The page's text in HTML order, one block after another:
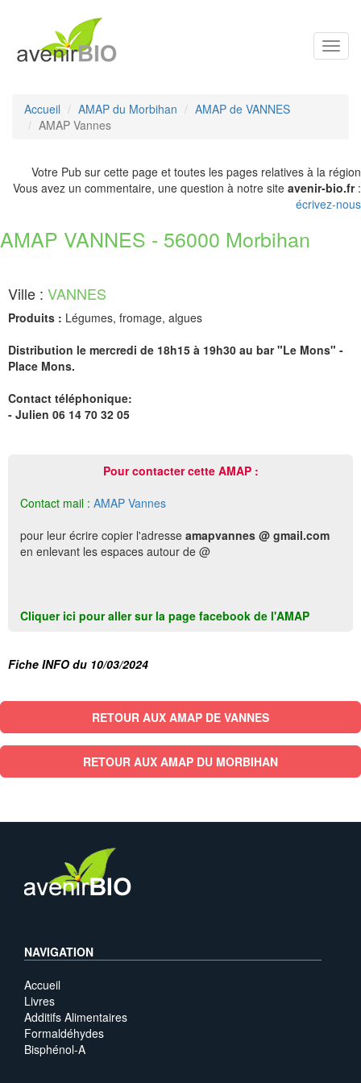
Accueil AMAP du Morbihan
AMAP de VANNES
AMAP Vannes
Votre Pub sur cette page et toutes les pages relatives à la région
Vous avez un commentaire, une question à notre site avenir-bio.fr:
écrivez-nous
AMAP VANNES - 56000 Morbihan
Ville : VANNES
Produits : Légumes, fromage, algues
Distribution le mercredi de 18h15 à 19h30 au bar "Le Mons" -
Place Mons.
Contact téléphonique:
- Julien 06 14 70 32 05
Pour contacter cette AMAP :
Contact mail : AMAP Vannes
pour leur écrire copier l'adresse amapvannes @ gmail.com
en enlevant les espaces autour de @
Cliquer ici pour aller sur la page facebook de l'AMAP
Fiche INFO du 10/03/2024
RETOUR AUX AMAP DE VANNES
RETOUR AUX AMAP DU MORBIHAN
NAVIGATION
Accueil
Livres
Additifs Alimentaires
Formaldéhydes
Bisphénol-A